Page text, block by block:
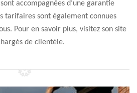
accompagnées d’une garantie
tarifaires sont également connues
Pour en savoir plus, visitez son site
de clientèle.